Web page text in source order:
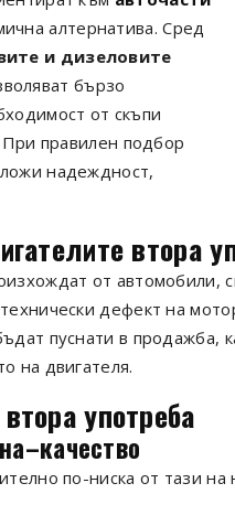
алтернатива. Сред
и дизеловите
бързо
от скъпи
При правилен подбор
надеждност,
втора
от
дефект на
пуснати в продажба,
на двигателя.
употреба
по-ниска от тази